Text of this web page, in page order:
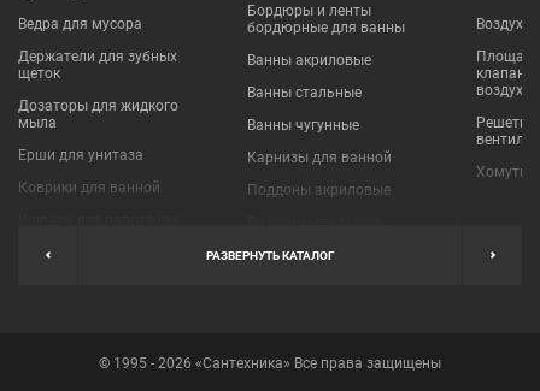
Ведра для мусора
Держатели для зубных
щеток
Дозаторы для жидкого
мыла
Ерши для унитаза
Коврики для ванной
Мыльницы
Полотенцедержатели
Бордюры и ленты
бордюрные для ванны
Ванны акриловые
Ванны стальные
Ванны чугунные
Карнизы для ванной
Поддоны акриловые
Пробки для ванн
клапаны
Решетки
Хомуты
РАЗВЕРНУТЬ КАТАЛОГ
© 1995 - 2026 «Сантехника» Все права защищены